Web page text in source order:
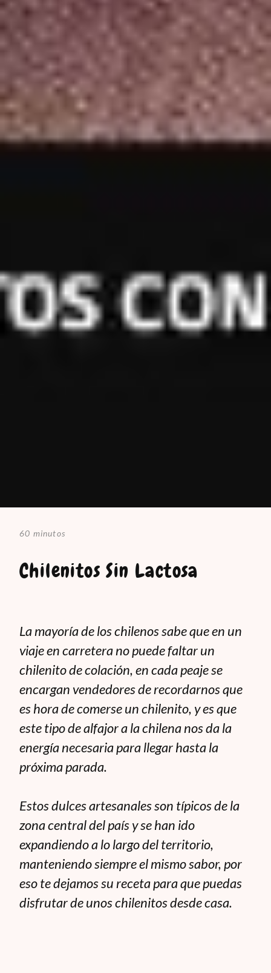
60 minutos
Chilenitos Sin Lactosa
La mayoría de los chilenos sabe que en un
viaje en carretera no puede faltar un
chilenito de colación, en cada peaje se
encargan vendedores de recordarnos que
es hora de comerse un chilenito, y es que
este tipo de alfajor a la chilena nos da la
energía necesaria para llegar hasta la
próxima parada.
Estos dulces artesanales son típicos de la
zona central del país y se han ido
expandiendo a lo largo del territorio,
manteniendo siempre el mismo sabor, por
eso te dejamos su receta para que puedas